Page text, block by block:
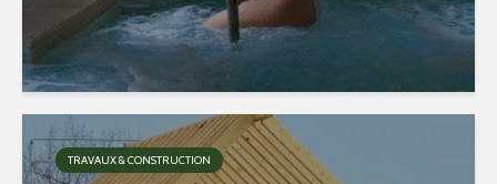
TRAVAUX & CONSTRUCTION